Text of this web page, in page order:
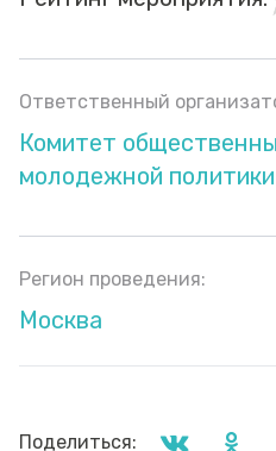
Ответственный
Комитет
молодежной
Регион проведения:
Москва
Поделиться: